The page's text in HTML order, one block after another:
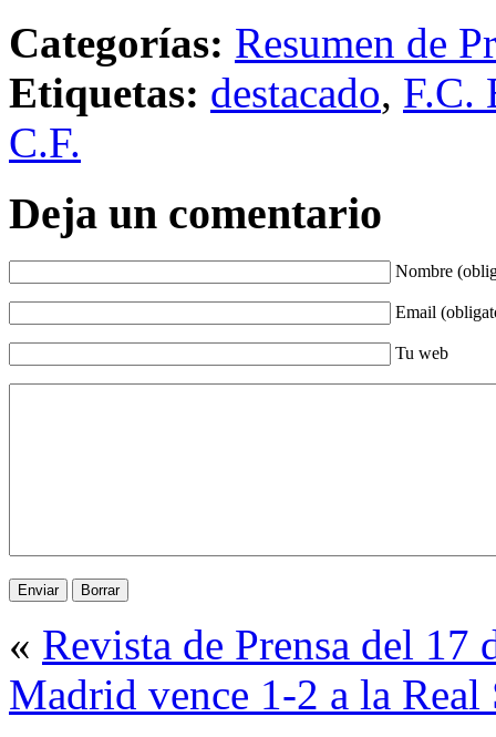
Categorías: Resumen de
Etiquetas: destacado, F.C.
C.F.
Deja un comentario
Nombre
Email
Tu web
« Revista de Prensa del 17
Madrid vence 1-2 a la Real